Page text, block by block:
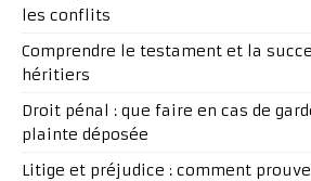
les conflits
Comprendre le testament et la
héritiers
Droit pénal : que faire en cas de
plainte déposée
Litige et préjudice : comment